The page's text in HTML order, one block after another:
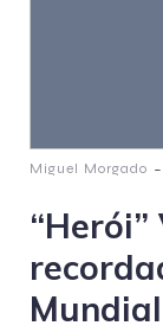
Miguel Morgado -
“Herói”
Mundial